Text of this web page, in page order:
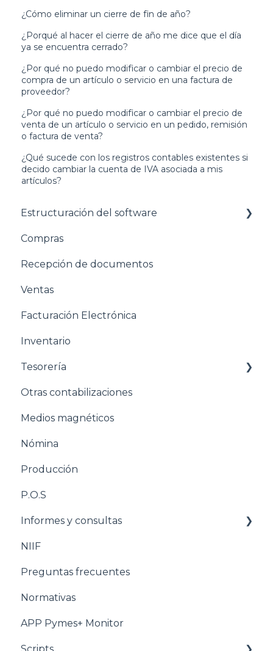
¿Cómo eliminar un cierre de fin de año?
¿Porqué al hacer el cierre de año me dice que el día
ya se encuentra cerrado?
¿Por qué no puedo modificar o cambiar el precio de
compra de un artículo o servicio en una factura de
proveedor?
¿Por qué no puedo modificar o cambiar el precio de
venta de un artículo o servicio en un pedido, remisión
o factura de venta?
¿Qué sucede con los registros contables existentes si
decido cambiar la cuenta de IVA asociada a mis
artículos?
Estructuración del software
Pasos para configurar tu empresa
Estructuración General
Estructuración Contabilidad
Estructuración Compras
Estructuración Ventas
Estructuración Inventarios
Estructuración Tesorería
Pasos para configurar la Nómina
Estructuración Nómina
Pasos para configurar Producción
Estructuración Producción
Pasos para configurar POS
Estructuración POS
Estructuración Utilitarios
Compras
Recepción de documentos
Ventas
Facturación Electrónica
Inventario
Tesorería
Conciliacion bancaria
Otras contabilizaciones
Medios magnéticos
Nómina
Producción
P.O.S
Informes y consultas
Nomina
NIIF
Preguntas frecuentes
Normativas
APP Pymes+ Monitor